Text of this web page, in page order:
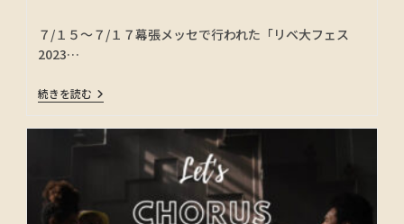
７/１５〜７/１７幕張メッセで行われた「リベ大フェス
2023…
続きを読む